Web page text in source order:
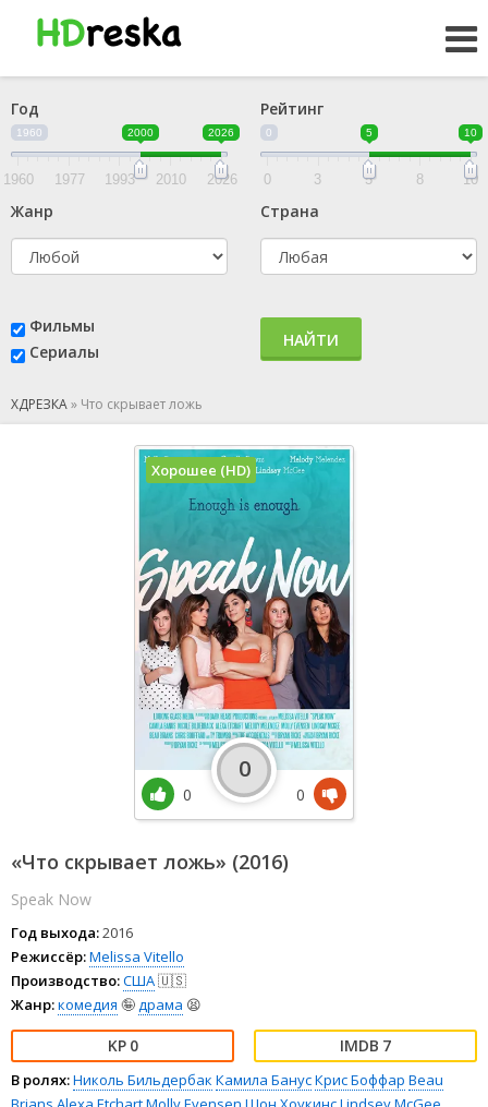
Год
1960 2000 2026
1960 1977 1993 2010 2026
Рейтинг
0 5 10
0 3 5 8 10
Жанр Страна
Фильмы
Сериалы
НАЙТИ
ХДРЕЗКА» Что скрывает ложь
«Что скрывает ложь» (2016)
Speak Now
Год выхода:2016
Режиссёр:Melissa Vitello
Производство:США🇺🇸
Жанр:комедия 🤪драма 😫
0 7
В ролях:Николь Бильдербак Камила БанусКрис Боффар Beau
Хорошее (HD)
0
0
0